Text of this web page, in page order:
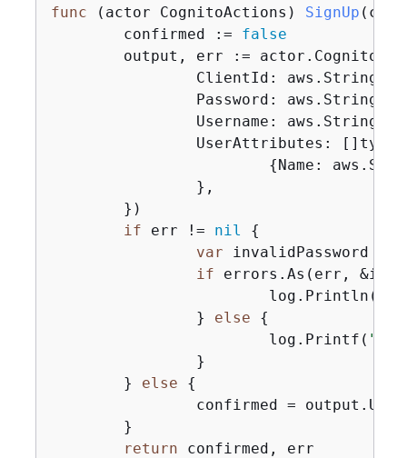
func
(actor CognitoActions) SignUp (ctx
	confirmed :=
false
output, err :=
UserAttributes:
{Name:
if err != nil
{
var invalidPassword
if errors.As(err,
		}
else
{
			log.Printf(
	}
else
{
return confirmed, err